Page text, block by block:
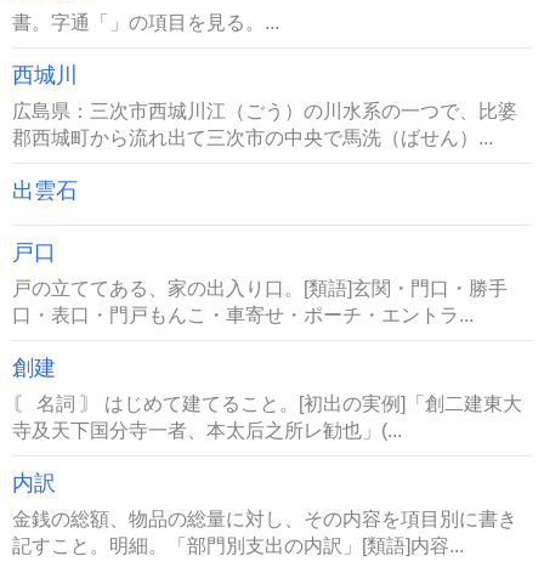
書。字通「」の項目を見る。...
西城川
広島県：三次市西城川江（ごう）の川水系の一つで、比婆
郡西城町から流れ出て三次市の中央で馬洗（ばせん）...
出雲石
戸口
戸の立ててある、家の出入り口。[類語]玄関・門口・勝手
口・表口・門戸もんこ・車寄せ・ポーチ・エントラ...
創建
〘 名詞 〙 はじめて建てること。[初出の実例]「創二建東大
寺及天下国分寺一者、本太后之所レ勧也」(...
内訳
金銭の総額、物品の総量に対し、その内容を項目別に書き
記すこと。明細。「部門別支出の内訳」[類語]内容...